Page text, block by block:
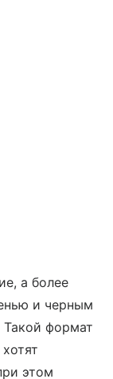
а более
и черным
формат
этом